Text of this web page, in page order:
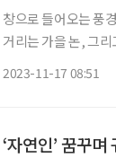
창으로 들어오는 풍
거리는 가을 논, 그
2023-11-17 08:51
‘자연인’ 꿈꾸